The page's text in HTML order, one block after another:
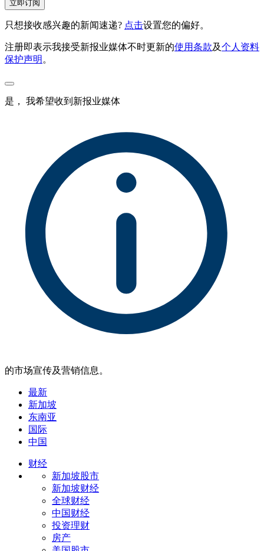
立即订阅
只想接收感兴趣的新闻速递? 点击设置您的偏好。
注册即表示我接受新报业媒体不时更新的使用条款及个人资料
保护声明 。
是， 我希望收到新报业媒体
的市场宣传及营销信息。
最新
新加坡
东南亚
国际
中国
财经
新加坡股市
新加坡财经
全球财经
中国财经
投资理财
房产